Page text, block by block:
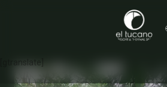
[gtranslate]